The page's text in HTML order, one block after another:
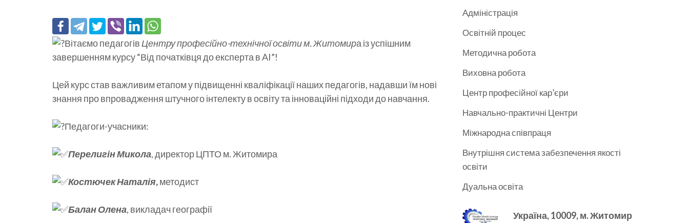
Вітаємо педагогівЦентру професійно-технічної освіти м. Житомира із успішним
завершенням курсу “Від початківця до експерта в AI”!
Цей курс став важливим етапом у підвищенні кваліфікації наших педагогів, надавши їм нові
знання про впровадження штучного інтелекту в освіту та інноваційні підходи до навчання.
Педагоги-учасники:
Перелигін Микола, директор ЦПТО м. Житомира
Костючек Наталія,методист
Балан Олена, викладач географії
Адміністрація
Освітній процес
Методична робота
Виховна робота
Центр професійної кар’єри
Навчально-практичні Центри
Міжнародна співпраця
Внутрішня система забезпечення якості
освіти
Дуальна освіта
Україна, 10009, м.Житомир